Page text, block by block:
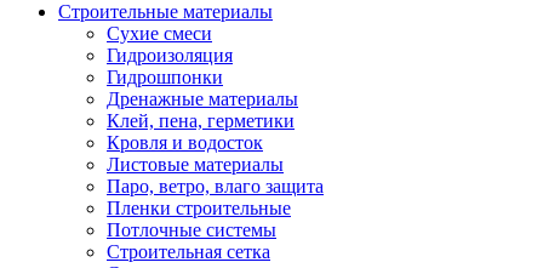
Строительные материалы
Сухие смеси
Гидроизоляция
Гидрошпонки
Дренажные материалы
Клей, пена, герметики
Кровля и водосток
Листовые материалы
Паро, ветро, влаго защита
Пленки строительные
Потлочные системы
Строительная сетка